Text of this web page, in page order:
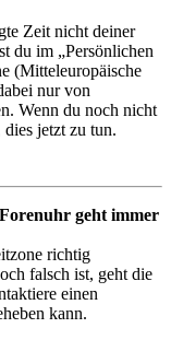
Zeit nicht deiner
du im „Persönlichen
(Mitteleuropäische
nur von
Wenn du noch nicht
jetzt zu tun.
geht immer
richtig
falsch ist, geht die
einen
kann.